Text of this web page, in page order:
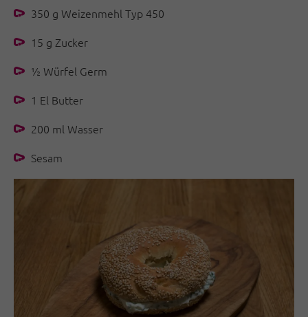
350 g Weizenmehl Typ 450
15 g Zucker
½ Würfel Germ
1 El Butter
200 ml Wasser
Sesam